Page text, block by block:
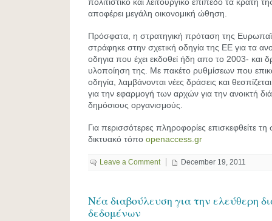
πολιτιστικό και λειτουργικό επίπεδο τα κράτη
αποφέρει μεγάλη οικονομική ώθηση.
Πρόσφατα, η στρατηγική πρόταση της
στράφηκε στην σχετική οδηγία της ΕΕ για τα
οδηγια που έχει εκδοθεί ήδη απο το 2003- και
υλοποίηση της. Με πακέτο ρυθμίσεων που
οδηγία, λαμβάνονται νέες δράσεις και
για την εφαρμογή των αρχών για την ανοικτή
δημόσιους οργανισμούς.
Για περισσότερες πληροφορίες επισκεφθείτε τη
δικτυακό τόπο openaccess.gr
Leave a Comment December 19, 2011
Nέα διαβούλευση για την ελεύθερη
δεδομένων